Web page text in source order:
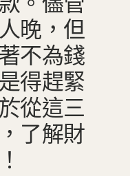
晚，但
不為錢
得趕緊
從這三
了解財